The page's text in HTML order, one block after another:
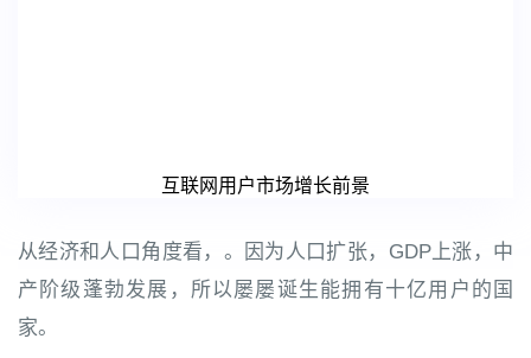
互联网用户市场增长前景
从经济和人口角度看，。因为人口扩张，GDP上涨，中
产阶级蓬勃发展，所以屡屡诞生能拥有十亿用户的国
家。